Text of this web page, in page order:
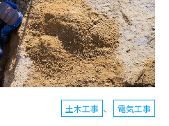
土木工事 、 電気工事